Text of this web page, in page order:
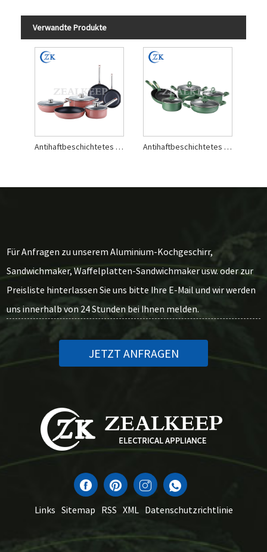
Verwandte Produkte
Antihaftbeschichtetes Aluminium-Kochgeschirrset mit Glasdeckel und gerolltem Rand Antihaftbeschichtetes Aluminium-Kochgeschirrset mit Gummigriff und gerolltem Rand
Für Anfragen zu unserem Aluminium-Kochgeschirr,
Sandwichmaker, Waffelplatten-Sandwichmaker usw. oder zur
Preisliste hinterlassen Sie uns bitte Ihre E-Mail und wir werden
uns innerhalb von 24 Stunden bei Ihnen melden.
JETZT ANFRAGEN
Links Sitemap RSS XML Datenschutzrichtlinie